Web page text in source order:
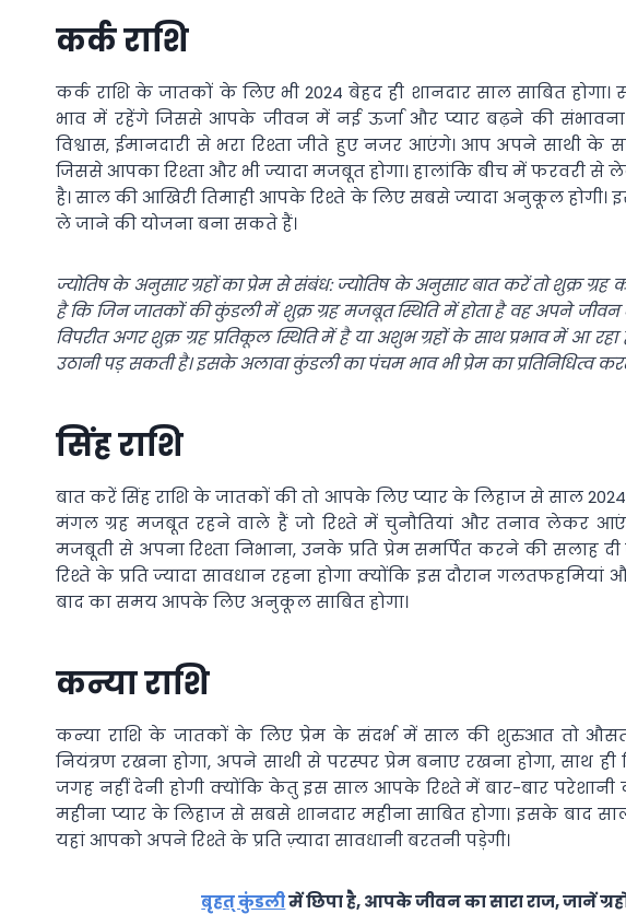
कर्क राशि
कर्क राशि के जातकों के लिए भी 2024 बेहद ही शानदार साल साबित
भाव में रहेंगे जिससे आपके जीवन में नई ऊर्जा और प्यार बढ़ने की
विश्वास, ईमानदारी से भरा रिश्ता जीते हुए नजर आएंगे। आप अपने साथी
जिससे आपका रिश्ता और भी ज्यादा मजबूत होगा। हालांकि बीच में फरवरी से
है। साल की आखिरी तिमाही आपके रिश्ते के लिए सबसे ज्यादा अनुकूल
ले जाने की योजना बना सकते हैं।
ज्योतिष के अनुसार ग्रहों का प्रेम से संबंध: ज्योतिष के अनुसार बात करें तो शुक्र ग्रह
है कि जिन जातकों की कुंडली में शुक्र ग्रह मजबूत स्थिति में होता है वह अपने
विपरीत अगर शुक्र ग्रह प्रतिकूल स्थिति में है या अशुभ ग्रहों के साथ प्रभाव में आ
उठानी पड़ सकती है। इसके अलावा कुंडली का पंचम भाव भी प्रेम का प्रतिनिधित्व
सिंह राशि
बात करें सिंह राशि के जातकों की तो आपके लिए प्यार के लिहाज से साल
मंगल ग्रह मजबूत रहने वाले हैं जो रिश्ते में चुनौतियां और तनाव लेकर
मजबूती से अपना रिश्ता निभाना, उनके प्रति प्रेम समर्पित करने की
रिश्ते के प्रति ज्यादा सावधान रहना होगा क्योंकि इस दौरान
बाद का समय आपके लिए अनुकूल साबित होगा।
कन्या राशि
कन्या राशि के जातकों के लिए प्रेम के संदर्भ में साल की शुरुआत तो
नियंत्रण रखना होगा, अपने साथी से परस्पर प्रेम बनाए रखना होगा, साथ
जगह नहीं देनी होगी क्योंकि केतु इस साल आपके रिश्ते में बार-बार
महीना प्यार के लिहाज से सबसे शानदार महीना साबित होगा। इसके बाद
यहां आपको अपने रिश्ते के प्रति ज़्यादा सावधानी बरतनी पड़ेगी।
बृहत् कुंडलीमें छिपा है, आपके जीवन का सारा राज, जानें